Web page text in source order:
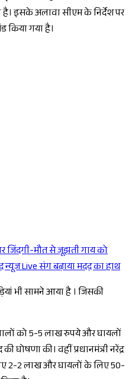
है। इसके अलावा सीएम के निर्देश पर
किया गया है।
जिंदगी-मौत से जूझती गाय को
न्यूज Live संग बढ़ाया मदद का हाथ
भी सामने आया है । जिसकी
को 5-5 लाख रुपये और घायलों
घोषणा की। वहीं प्रधानमंत्री नरेंद्र
2-2 लाख और घायलों के लिए 50-